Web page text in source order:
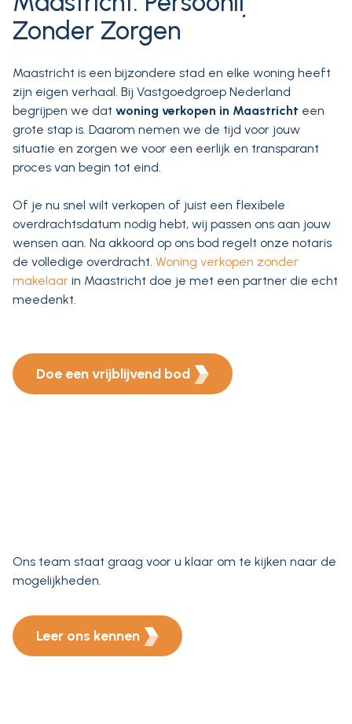
Zonder Zorgen
Maastricht is een bijzondere stad en elke woning heeft
zijn eigen verhaal. Bij Vastgoedgroep Nederland
begrijpen we dat woning verkopen in Maastricht een
grote stap is. Daarom nemen we de tijd voor jouw
situatie en zorgen we voor een eerlijk en transparant
proces van begin tot eind.
Of je nu snel wilt verkopen of juist een flexibele
overdrachtsdatum nodig hebt, wij passen ons aan jouw
wensen aan. Na akkoord op ons bod regelt onze notaris
de volledige overdracht. Woning verkopen zonder
makelaar in Maastricht doe je met een partner die echt
meedenkt.
Doe een vrijblijvend bod
Ons team staat graag voor u klaar om te kijken naar de
mogelijkheden.
Leer ons kennen